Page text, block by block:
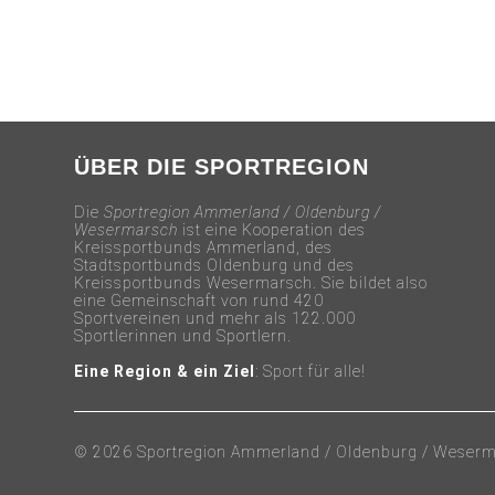
ÜBER DIE SPORTREGION
DieSportregion Ammerland / Oldenburg /
Wesermarsch ist eine Kooperation des
Kreissportbunds Ammerland, des
Stadtsportbunds Oldenburg und des
Kreissportbunds Wesermarsch. Sie bildet also
eine Gemeinschaft von rund 420
Sportvereinen und mehr als 122.000
Sportlerinnen und Sportlern.
Eine Region & ein Ziel : Sport für alle!
© 2026 Sportregion Ammerland / Oldenburg /